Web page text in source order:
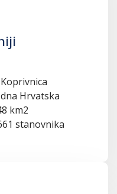
Hrvatska
km2
stanovnika